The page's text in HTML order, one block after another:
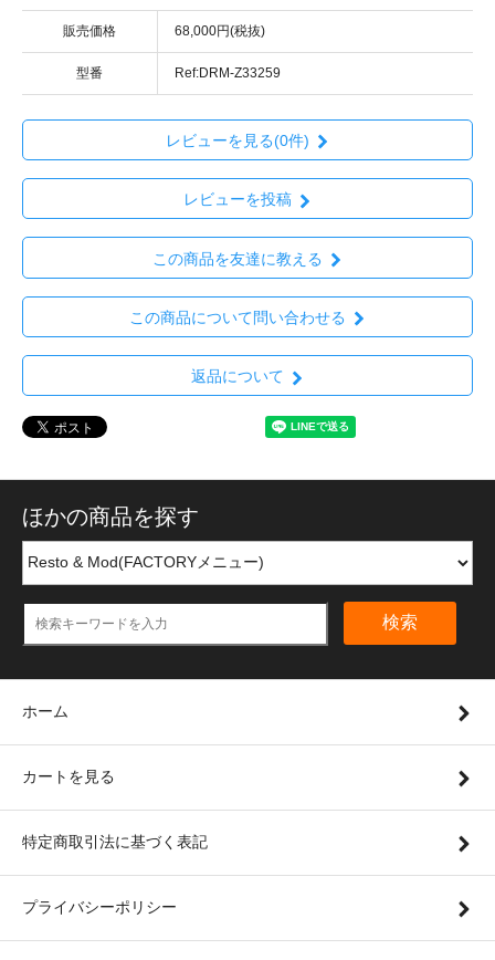
販売価格 68,000円(税抜)
型番 Ref:DRM-Z33259
レビューを見る(0件)
レビューを投稿
この商品を友達に教える
この商品について問い合わせる
返品について
ほかの商品を探す
検索
ホーム
カートを見る
特定商取引法に基づく表記
プライバシーポリシー